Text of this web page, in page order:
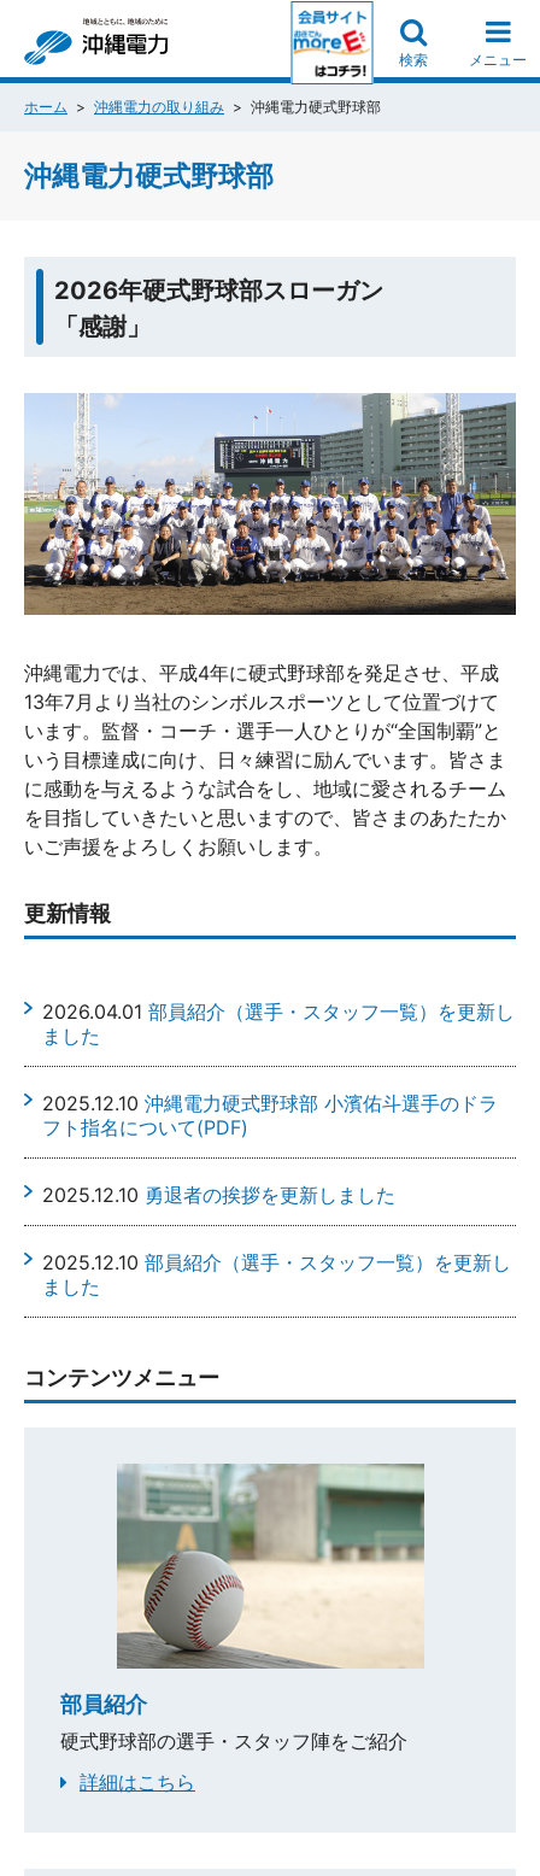
検索 メニュー
ホーム 沖縄電力の取り組み 沖縄電力硬式野球部
沖縄電力硬式野球部
2026年硬式野球部スローガン
「感謝」
沖縄電力では、平成4年に硬式野球部を発足させ、平成
13年7月より当社のシンボルスポーツとして位置づけて
います。監督・コーチ・選手一人ひとりが“全国制覇”と
いう目標達成に向け、日々練習に励んでいます。皆さま
に感動を与えるような試合をし、地域に愛されるチーム
を目指していきたいと思いますので、皆さまのあたたか
いご声援をよろしくお願いします。
更新情報
2026.04.01 部員紹介（選手・スタッフ一覧）を更新し
ました
2025.12.10 沖縄電力硬式野球部 小濱佑斗選手のドラ
フト指名について(PDF)
2025.12.10 勇退者の挨拶を更新しました
2025.12.10 部員紹介（選手・スタッフ一覧）を更新し
ました
2025.07.24第96回都市対抗野球大会補強選手紹介
2025.03.28部員紹介（選手・スタッフ一覧）を更新
しました
2024.12.27戦績一覧を更新しました
2024.12.27
2024.08.22 戦績一覧を更新しました
コンテンツメニュー
部員紹介
硬式野球部の選手・スタッフ陣をご紹介
詳細はこちら